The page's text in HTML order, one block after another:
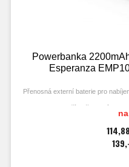
Powerbanka
Esperanza
Přenosná externí baterie pro
Příslušenství:
Rozměry (šířka x výška x